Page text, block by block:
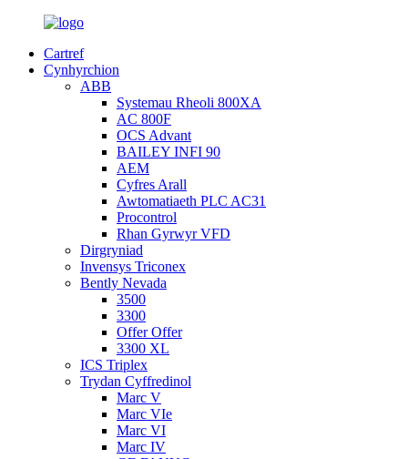
Cartref
Cynhyrchion
ABB
Systemau Rheoli 800XA
AC 800F
OCS Advant
BAILEY INFI 90
AEM
Cyfres Arall
Awtomatiaeth PLC AC31
Procontrol
Rhan Gyrwyr VFD
Dirgryniad
Invensys Triconex
Bently Nevada
3500
3300
Offer Offer
3300 XL
ICS Triplex
Trydan Cyffredinol
Marc V
Marc VIe
Marc VI
Marc IV